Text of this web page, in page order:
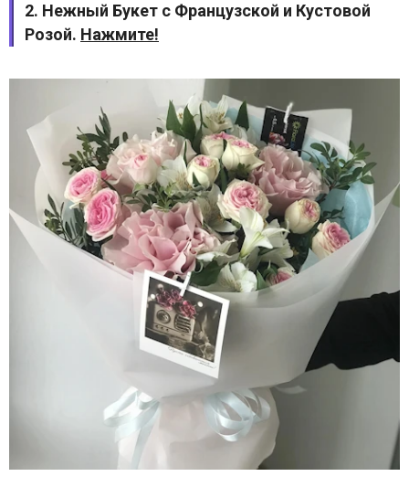
2. Нежный Букет с Французской и Кустовой
Розой. Нажмите!